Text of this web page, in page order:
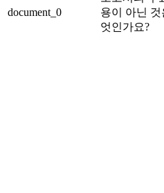
document_0
용이 아닌 것
엇인가요?